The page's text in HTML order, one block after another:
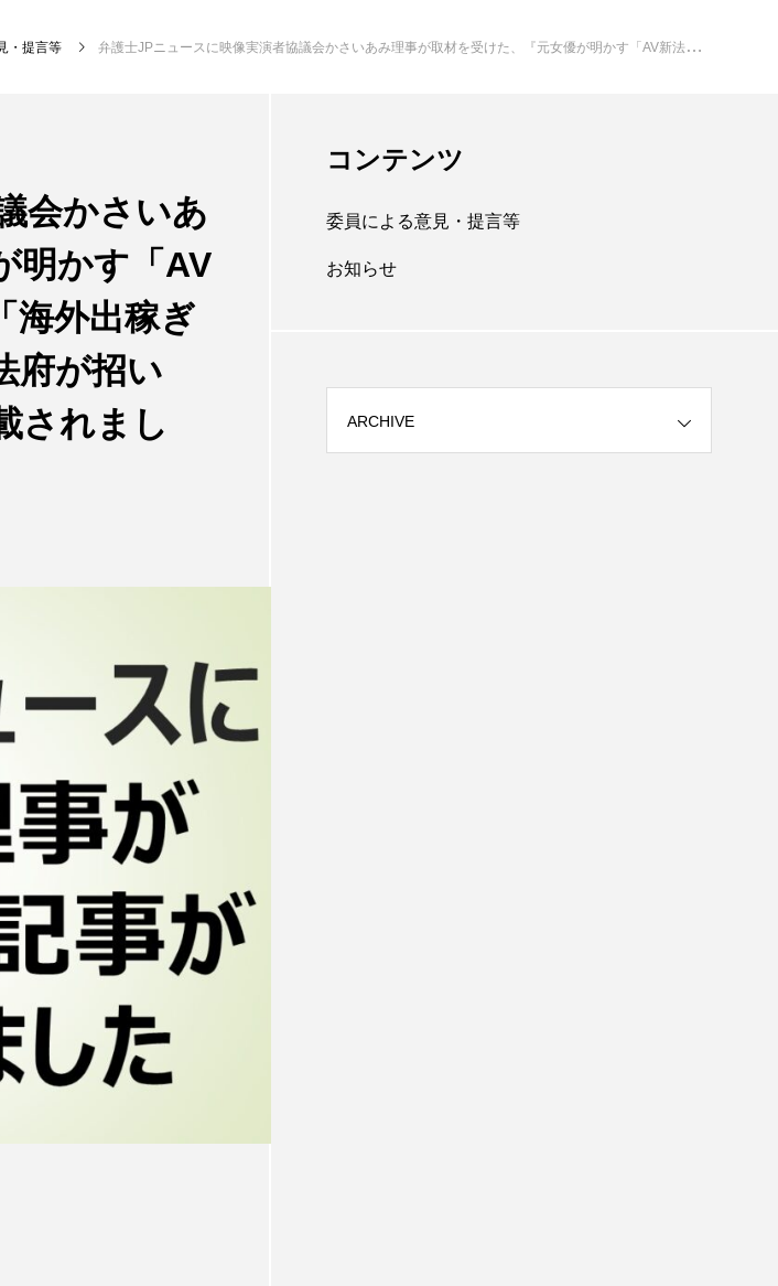
・提言等 弁護士JPニュースに映像実演者協議会かさいあみ理事が取材を受けた、『元女優が明かす「AV新法」の“深刻な欠落” 出演者が「海外出稼ぎ売春」「違法ライブ配信」も…立法府が招いた“業界の歪み”とは』の記事が掲載されました。
会かさいあ
明かす「AV
海外出稼ぎ
府が招い
されまし
コンテンツ
委員による意見・提言等
お知らせ
ARCHIVE